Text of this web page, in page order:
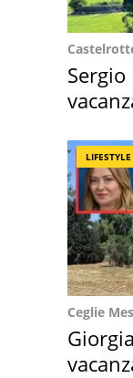
LIFESTYLE
Ceglie